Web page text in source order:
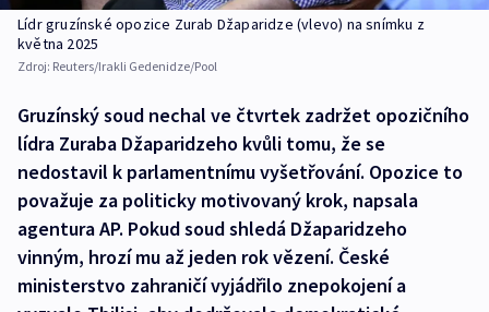
Lídr gruzínské opozice Zurab Džaparidze (vlevo) na snímku z
května 2025
Zdroj: Reuters/Irakli Gedenidze/Pool
Gruzínský soud nechal ve čtvrtek zadržet opozičního
lídra Zuraba Džaparidzeho kvůli tomu, že se
nedostavil k parlamentnímu vyšetřování. Opozice to
považuje za politicky motivovaný krok, napsala
agentura AP. Pokud soud shledá Džaparidzeho
vinným, hrozí mu až jeden rok vězení. České
ministerstvo zahraničí vyjádřilo znepokojení a